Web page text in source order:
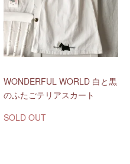
WONDERFUL WORLD 白と黒
のふたごテリアスカート
SOLD OUT